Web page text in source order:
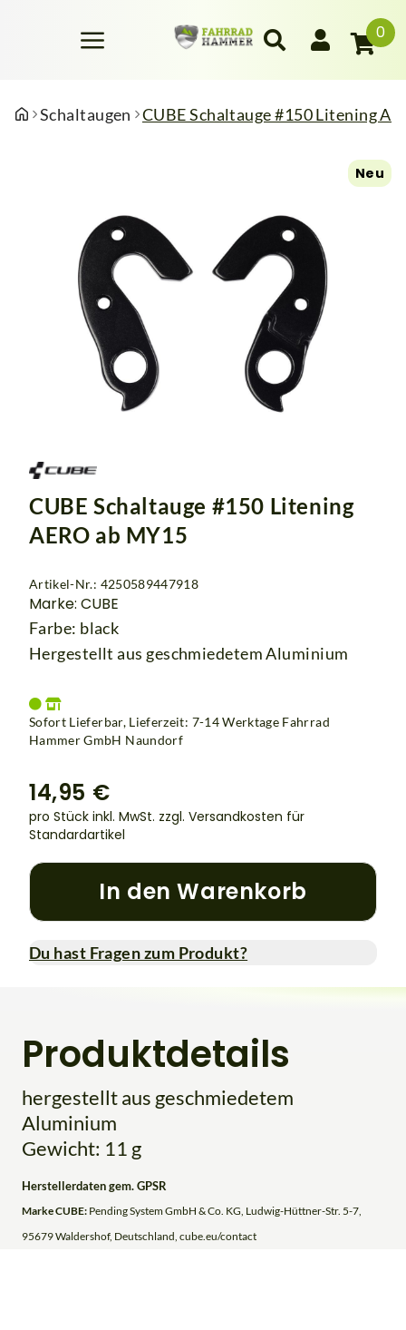
0
Schaltaugen CUBE Schaltauge #150 Litening
Neu
CUBE Schaltauge #150 Litening
AERO ab MY15
Artikel-Nr.: 4250589447918
Marke: CUBE
Farbe: black
Hergestellt aus geschmiedetem Aluminium
Sofort Lieferbar, Lieferzeit: 7-14 Werktage Fahrrad
Hammer GmbH Naundorf
14,95 €
pro Stück inkl. MwSt. zzgl. Versandkosten für
Standardartikel
In den Warenkorb
Du hast Fragen zum Produkt?
Produktdetails
hergestellt aus geschmiedetem
Aluminium
Gewicht: 11 g
Herstellerdaten gem. GPSR
Marke CUBE: Pending System GmbH & Co. KG, Ludwig-Hüttner-Str. 5-7,
95679 Waldershof, Deutschland, cube.eu/contact